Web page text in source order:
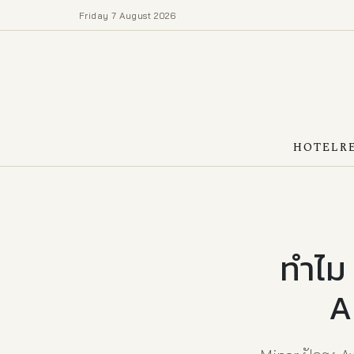
Friday 7 August 2026
HOTEL
ทำไ